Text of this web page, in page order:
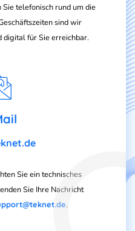
telefonisch rund um die
sind wir
digital für Sie erreichbar.
Sie ein technisches
Sie Ihre Nachricht
.